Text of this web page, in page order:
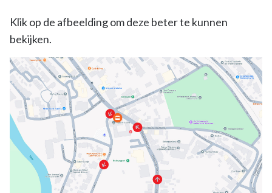
Klik op de afbeelding om deze beter te kunnen
bekijken.